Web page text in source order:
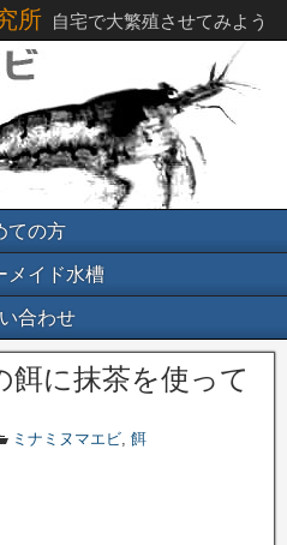
所 自宅で大繁殖させてみよう
ての方
メイド水槽
合わせ
餌に抹茶を使って
ミナミヌマエビ, 餌